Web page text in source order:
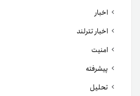
اخبار
اخبار تترلند
امنیت
پیشرفته
تحلیل